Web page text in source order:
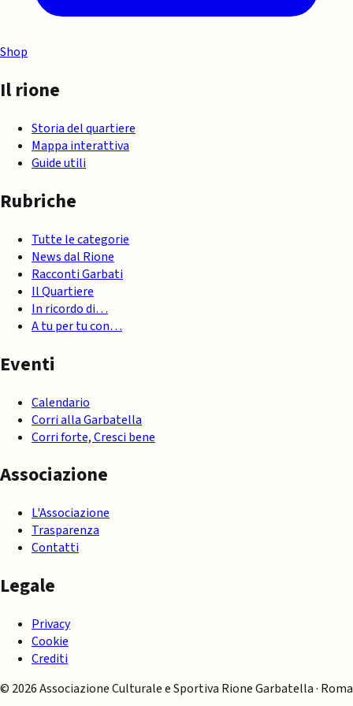
Shop
Il rione
Storia del quartiere
Mappa interattiva
Guide utili
Rubriche
Tutte le categorie
News dal Rione
Racconti Garbati
Il Quartiere
In ricordo di…
A tu per tu con…
Eventi
Calendario
Corri alla Garbatella
Corri forte, Cresci bene
Associazione
L'Associazione
Trasparenza
Contatti
Legale
Privacy
Cookie
Crediti
© 2026 Associazione Culturale e Sportiva Rione Garbatella · Roma